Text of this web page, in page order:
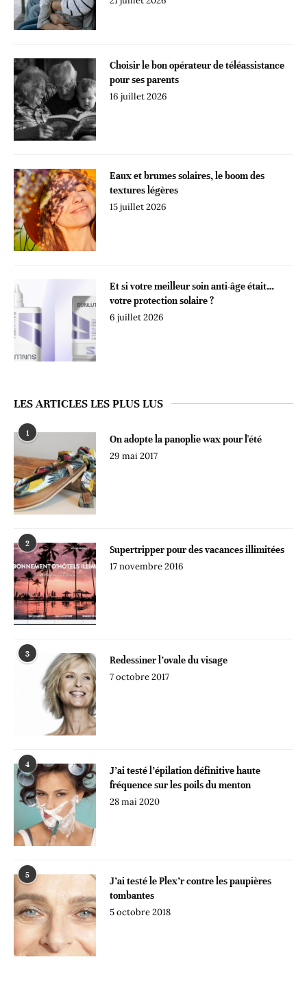
Choisir le bon opérateur de téléassistance
pour ses parents
16 juillet 2026
Eaux et brumes solaires, le boom des
textures légères
15 juillet 2026
Et si votre meilleur soin anti-âge était…
votre protection solaire ?
6 juillet 2026
LES ARTICLES LES PLUS LUS
1
On adopte la panoplie wax pour l'été
29 mai 2017
2
Supertripper pour des vacances illimitées
17 novembre 2016
3
Redessiner l’ovale du visage
7 octobre 2017
4
J’ai testé l’épilation définitive haute
fréquence sur les poils du menton
28 mai 2020
5
J’ai testé le Plex’r contre les paupières
tombantes
5 octobre 2018